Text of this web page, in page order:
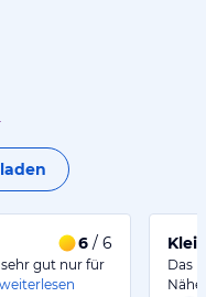
6 / 6
gut nur für
weiterlesen
Das